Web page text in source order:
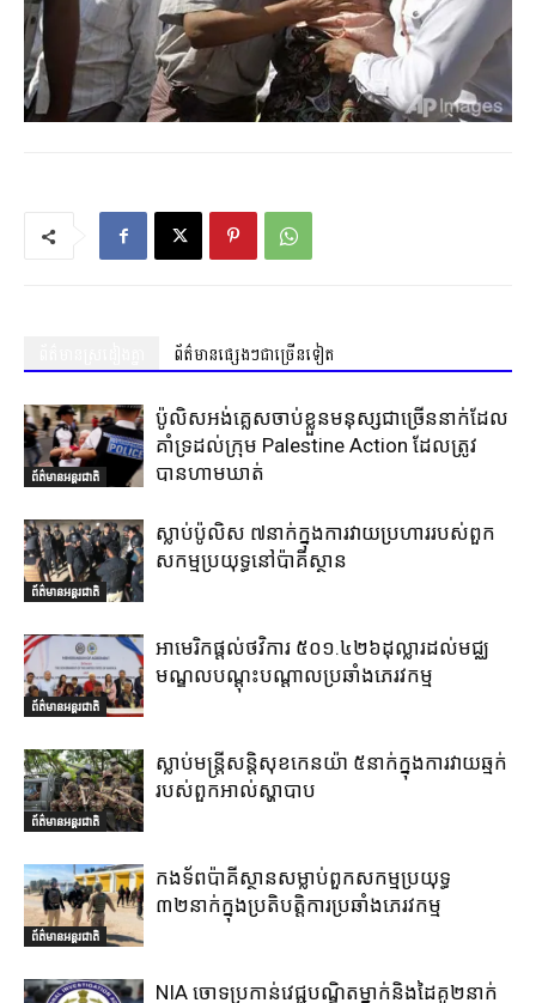
ព័ត៌មានផ្សេងៗជាច្រើនទៀត
ព័ត៌មានអន្តរជាតិ
ប៉ូលិសអង់គ្លេសចាប់ខ្លួនមនុស្សជាច្រើននាក់ដែល
គាំទ្រដល់ក្រុម Palestine Action ដែលត្រូវ
បានហាមឃាត់
ព័ត៌មានអន្តរជាតិ
ស្លាប់ប៉ូលិស ៧នាក់ក្នុងការវាយប្រហាររបស់ពួក
សកម្មប្រយុទ្ធនៅប៉ាគីស្ថាន
ព័ត៌មានអន្តរជាតិ
អាមេរិកផ្តល់ថវិការ ៥០១.៤២៦ដុល្លារដល់មជ្ឈ
មណ្ឌលបណ្តុះបណ្តាលប្រឆាំងភេរវកម្ម
ព័ត៌មានអន្តរជាតិ
ស្លាប់មន្ត្រីសន្តិសុខកេនយ៉ា ៥នាក់ក្នុងការវាយឆ្មក់
របស់ពួកអាល់ស្ហាបាប
ព័ត៌មានអន្តរជាតិ
កងទ័ពប៉ាគីស្ថានសម្លាប់ពួកសកម្មប្រយុទ្ធ
៣២នាក់ក្នុងប្រតិបត្តិការប្រឆាំងភេរវកម្ម
NIA ចោទប្រកាន់វេជ្ជបណ្ឌិតម្នាក់និងដៃគូ២នាក់